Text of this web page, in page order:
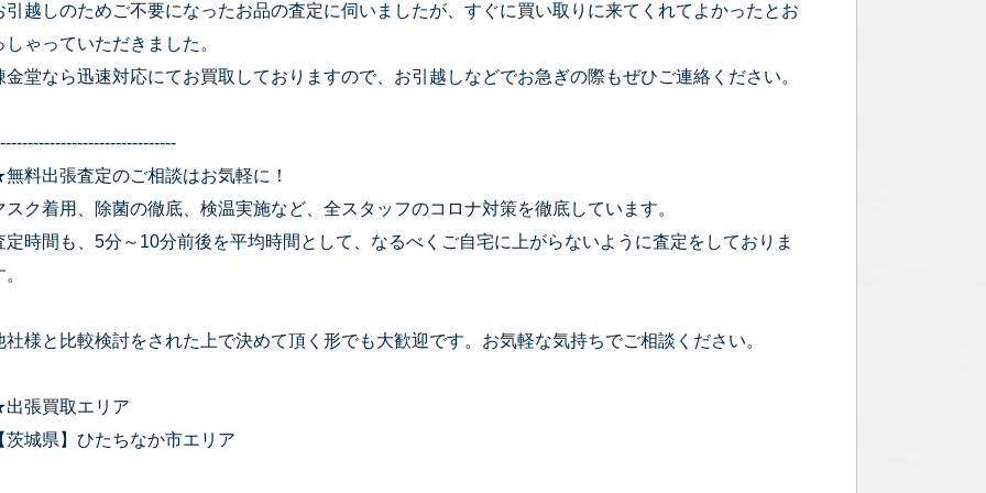
引越しのためご不要になったお品の査定に伺いましたが、すぐに買い取りに来てくれてよかったとお
しゃっていただきました。
金堂なら迅速対応にてお買取しておりますので、お引越しなどでお急ぎの際もぜひご連絡ください。
料出張査定のご相談はお気軽に！
スク着用、除菌の徹底、検温実施など、全スタッフのコロナ対策を徹底しています。
定時間も、5分～10分前後を平均時間として、なるべくご自宅に上がらないように査定をしておりま
社様と比較検討をされた上で決めて頂く形でも大歓迎です。お気軽な気持ちでご相談ください。
張買取エリア
茨城県】ひたちなか市エリア